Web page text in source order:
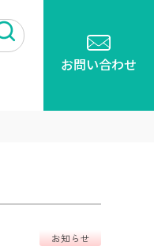
お問い合わせ
お知らせ